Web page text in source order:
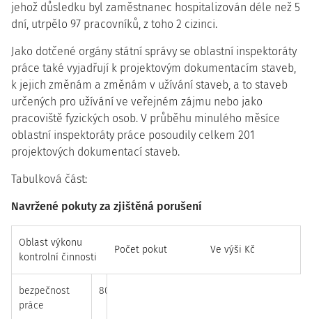
jehož důsledku byl zaměstnanec hospitalizován déle než 5
dní, utrpělo 97 pracovníků, z toho 2 cizinci.
Jako dotčené orgány státní správy se oblastní inspektoráty
práce také vyjadřují k projektovým dokumentacím staveb,
k jejich změnám a změnám v užívání staveb, a to staveb
určených pro užívání ve veřejném zájmu nebo jako
pracoviště fyzických osob. V průběhu minulého měsíce
oblastní inspektoráty práce posoudily celkem 201
projektových dokumentací staveb.
Tabulková část:
Navržené pokuty za zjištěná porušení
Oblast výkonu
kontrolní činnosti
Počet pokut Ve výši Kč
bezpečnost
práce
80